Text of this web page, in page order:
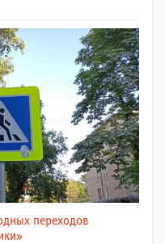
переходов